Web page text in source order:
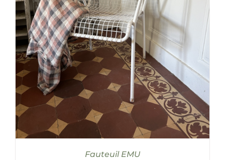
AJOUTER AU PANIER / DÉTAILS
Fauteuil EMU